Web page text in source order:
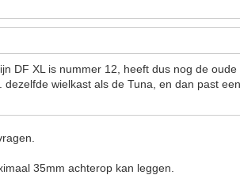
DF XL is nummer 12, heeft dus nog de
wielkast als de Tuna, en dan past
35mm achterop kan leggen.